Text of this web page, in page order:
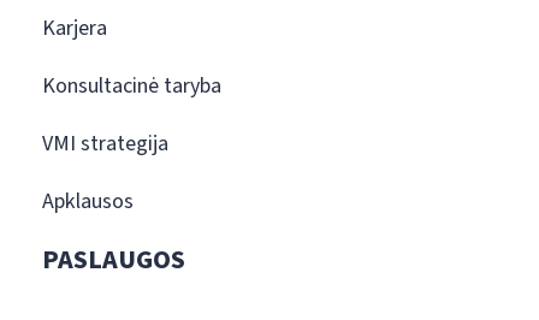
Karjera
Konsultacinė taryba
VMI strategija
Apklausos
PASLAUGOS